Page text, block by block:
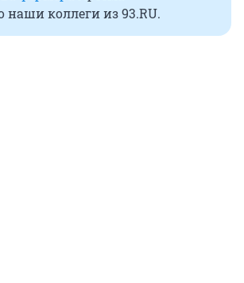
наши коллеги из 93.RU.